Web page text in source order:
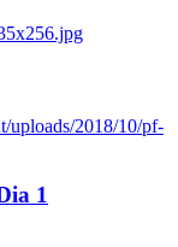
uploads/2018/10/pf-
1